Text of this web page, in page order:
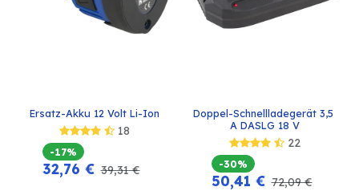
Ersatz-Akku 12 Volt Li-Ion
18
-17%
32,76 € 39,31€
Doppel-Schnellladegerät 3,5
A DASLG 18 V
22
-30%
50,41 € 72,09€